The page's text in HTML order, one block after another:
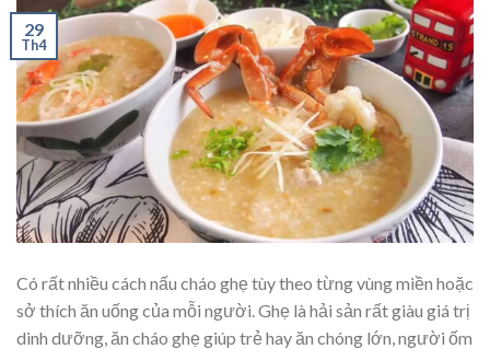
29
Th4
Có rất nhiều cách nấu cháo ghẹ tùy theo từng vùng miền hoặc
sở thích ăn uống của mỗi người. Ghẹ là hải sản rất giàu giá trị
dinh dưỡng, ăn cháo ghẹ giúp trẻ hay ăn chóng lớn, người ốm